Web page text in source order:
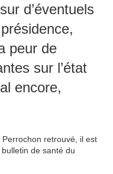
d’éventuels
peur de
sur l’état
encore,
retrouvé, il est
bulletin de santé du